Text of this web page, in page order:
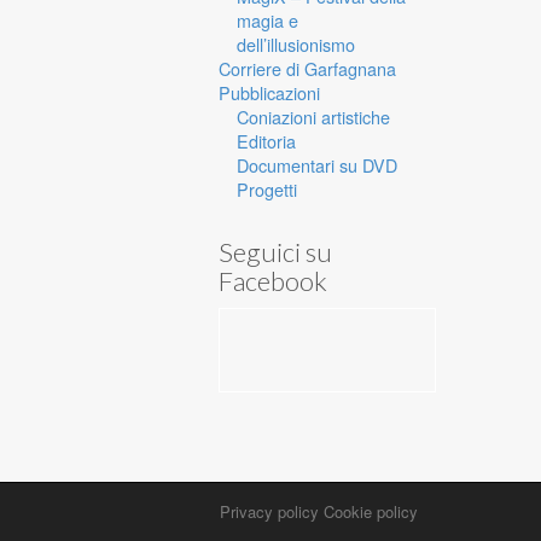
magia e
dell’illusionismo
Corriere di Garfagnana
Pubblicazioni
Coniazioni artistiche
Editoria
Documentari su DVD
Progetti
Seguici su
Facebook
Privacy policy Cookie policy